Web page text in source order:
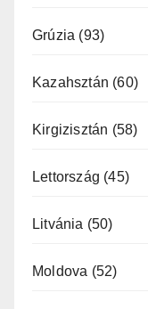
Grúzia (93)
Kazahsztán (60)
Kirgizisztán (58)
Lettország (45)
Litvánia (50)
Moldova (52)